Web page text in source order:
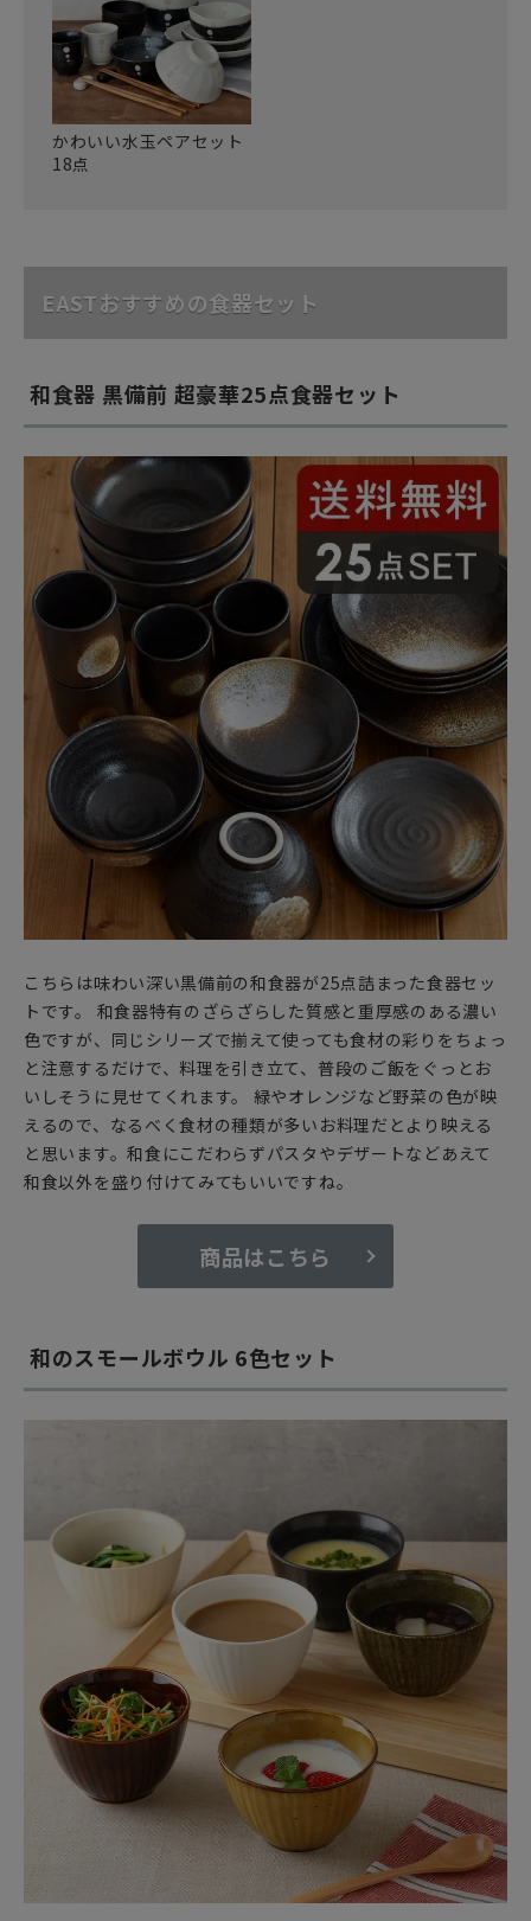
かわいい水玉ペアセット
18点
EASTおすすめの食器セット
和食器 黒備前 超豪華25点食器セット
こちらは味わい深い黒備前の和食器が25点詰まった食器セッ
トです。 和食器特有のざらざらした質感と重厚感のある濃い
色ですが、同じシリーズで揃えて使っても食材の彩りをちょっ
と注意するだけで、料理を引き立て、普段のご飯をぐっとお
いしそうに見せてくれます。 緑やオレンジなど野菜の色が映
えるので、なるべく食材の種類が多いお料理だとより映える
と思います。和食にこだわらずパスタやデザートなどあえて
和食以外を盛り付けてみてもいいですね。
商品はこちら
和のスモールボウル 6色セット